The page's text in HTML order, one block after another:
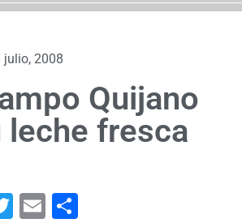
julio, 2008
Quijano
leche fresca
Twitter
Email